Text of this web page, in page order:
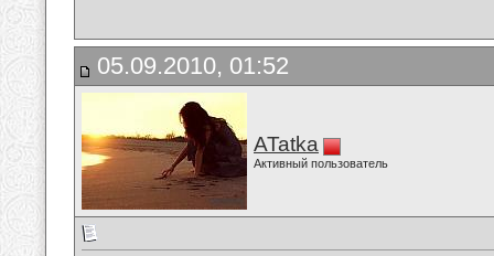
05.09.2010, 01:52
ATatka
Активный пользователь